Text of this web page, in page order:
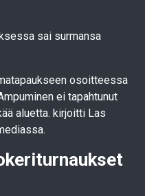
sai surmansa
osoitteessa
ei tapahtunut
aluetta. kirjoitti Las